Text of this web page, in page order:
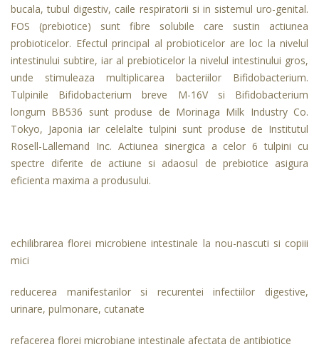
bucala, tubul digestiv, caile respiratorii si in sistemul uro-genital.
FOS (prebiotice) sunt fibre solubile care sustin actiunea
probioticelor. Efectul principal al probioticelor are loc la nivelul
intestinului subtire, iar al prebioticelor la nivelul intestinului gros,
unde stimuleaza multiplicarea bacteriilor Bifidobacterium.
Tulpinile Bifidobacterium breve M-16V si Bifidobacterium
longum BB536 sunt produse de Morinaga Milk Industry Co.
Tokyo, Japonia iar celelalte tulpini sunt produse de Institutul
Rosell-Lallemand Inc. Actiunea sinergica a celor 6 tulpini cu
spectre diferite de actiune si adaosul de prebiotice asigura
eficienta maxima a produsului.
echilibrarea florei microbiene intestinale la nou-nascuti si copiii
mici
reducerea manifestarilor si recurentei infectiilor digestive,
urinare, pulmonare, cutanate
refacerea florei microbiane intestinale afectata de antibiotice